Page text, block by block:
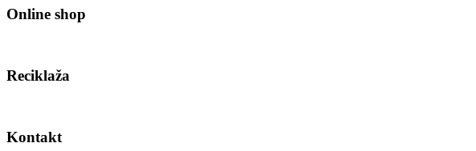
Online shop
Reciklaža
Kontakt